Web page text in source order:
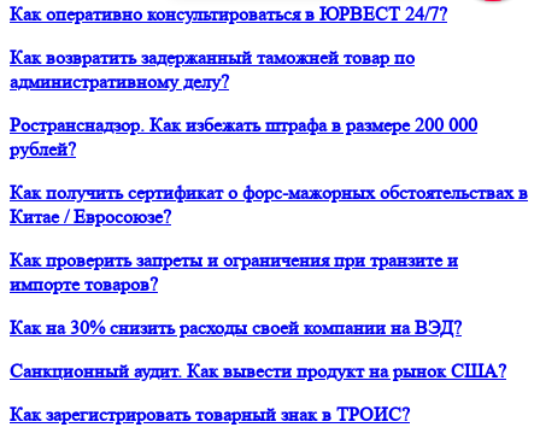
Как оперативно консультироваться в ЮРВЕСТ 24/7?
Как возвратить задержанный таможней товар по
административному делу?
Ространснадзор. Как избежать штрафа в размере 200 000
рублей?
Как получить сертификат о форс-мажорных обстоятельствах в
Китае / Евросоюзе?
Как проверить запреты и ограничения при транзите и
импорте товаров?
Как на 30% снизить расходы своей компании на ВЭД?
Санкционный аудит. Как вывести продукт на рынок США?
Как зарегистрировать товарный знак в ТРОИС?